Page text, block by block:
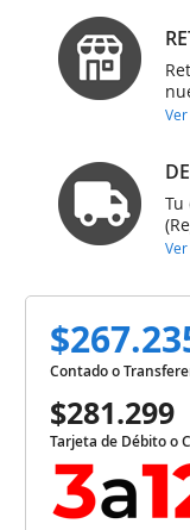
Tu
Contado o
$281.299
Tarjeta de Débito o